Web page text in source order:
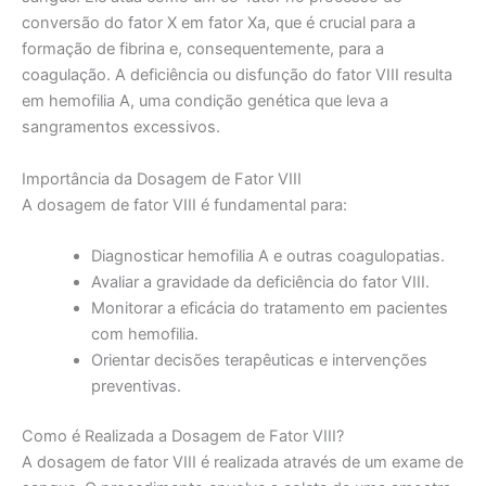
conversão do fator X em fator Xa, que é crucial para a
formação de fibrina e, consequentemente, para a
coagulação. A deficiência ou disfunção do fator VIII resulta
em hemofilia A, uma condição genética que leva a
sangramentos excessivos.
Importância da Dosagem de Fator VIII
A dosagem de fator VIII é fundamental para:
Diagnosticar hemofilia A e outras coagulopatias.
Avaliar a gravidade da deficiência do fator VIII.
Monitorar a eficácia do tratamento em pacientes
com hemofilia.
Orientar decisões terapêuticas e intervenções
preventivas.
Como é Realizada a Dosagem de Fator VIII?
A dosagem de fator VIII é realizada através de um exame de